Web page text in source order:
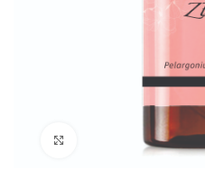
Click to enlarge